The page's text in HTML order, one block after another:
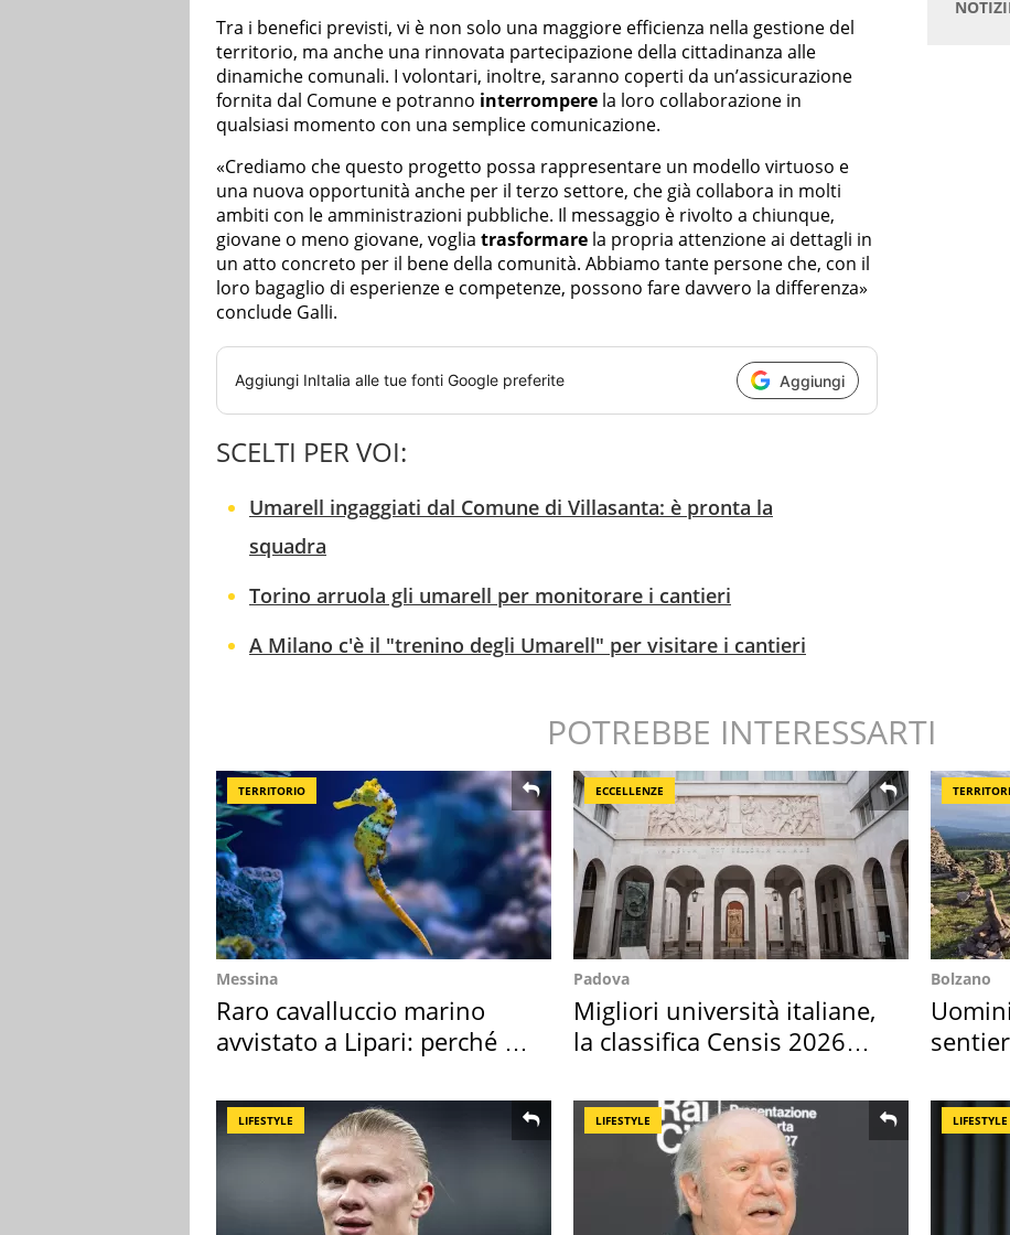
Tra i benefici previsti, vi è non solo una maggiore efficienza nella gestione del
territorio, ma anche una rinnovata partecipazione della cittadinanza alle
dinamiche comunali. I volontari, inoltre, saranno coperti da un’assicurazione
fornita dal Comune e potranno interrompere la loro collaborazione in
qualsiasi momento con una semplice comunicazione.
«Crediamo che questo progetto possa rappresentare un modello virtuoso e
una nuova opportunità anche per il terzo settore, che già collabora in molti
ambiti con le amministrazioni pubbliche. Il messaggio è rivolto a chiunque,
giovane o meno giovane, voglia trasformare la propria attenzione ai dettagli in
un atto concreto per il bene della comunità. Abbiamo tante persone che, con il
loro bagaglio di esperienze e competenze, possono fare davvero la differenza»
conclude Galli.
Aggiungi InItalia alle tue fonti Google preferite Aggiungi
SCELTI PER VOI:
Umarell ingaggiati dal Comune di Villasanta: è pronta la
squadra
Torino arruola gli umarell per monitorare i cantieri
A Milano c'è il "trenino degli Umarell" per visitare i cantieri
POTREBBE INTERESSARTI
TERRITORIO
Messina
Raro cavalluccio marino
avvistato a Lipari: perché è
ECCELLENZE
Padova
Migliori università italiane,
la classifica Censis 2026
Bolzano
LIFESTYLE LIFESTYLE LIFESTYLE